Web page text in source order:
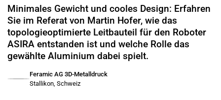
Minimales Gewicht und cooles Design: Erfahren
Sie im Referat von Martin Hofer, wie das
topologieoptimierte Leitbauteil für den Roboter
ASIRA entstanden ist und welche Rolle das
gewählte Aluminium dabei spielt.
Feramic AG 3D-Metalldruck
Stallikon, Schweiz